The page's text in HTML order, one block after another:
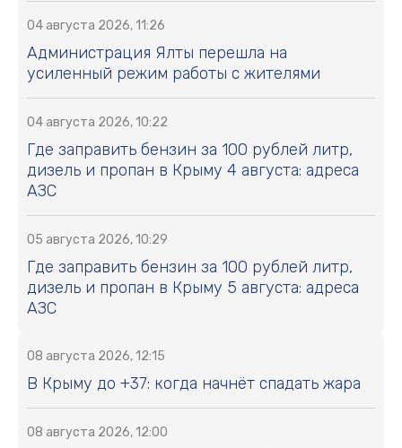
04 августа 2026, 11:26
Администрация Ялты перешла на
усиленный режим работы с жителями
04 августа 2026, 10:22
Где заправить бензин за 100 рублей литр,
дизель и пропан в Крыму 4 августа: адреса
АЗС
05 августа 2026, 10:29
Где заправить бензин за 100 рублей литр,
дизель и пропан в Крыму 5 августа: адреса
АЗС
08 августа 2026, 12:15
В Крыму до +37: когда начнёт спадать жара
08 августа 2026, 12:00